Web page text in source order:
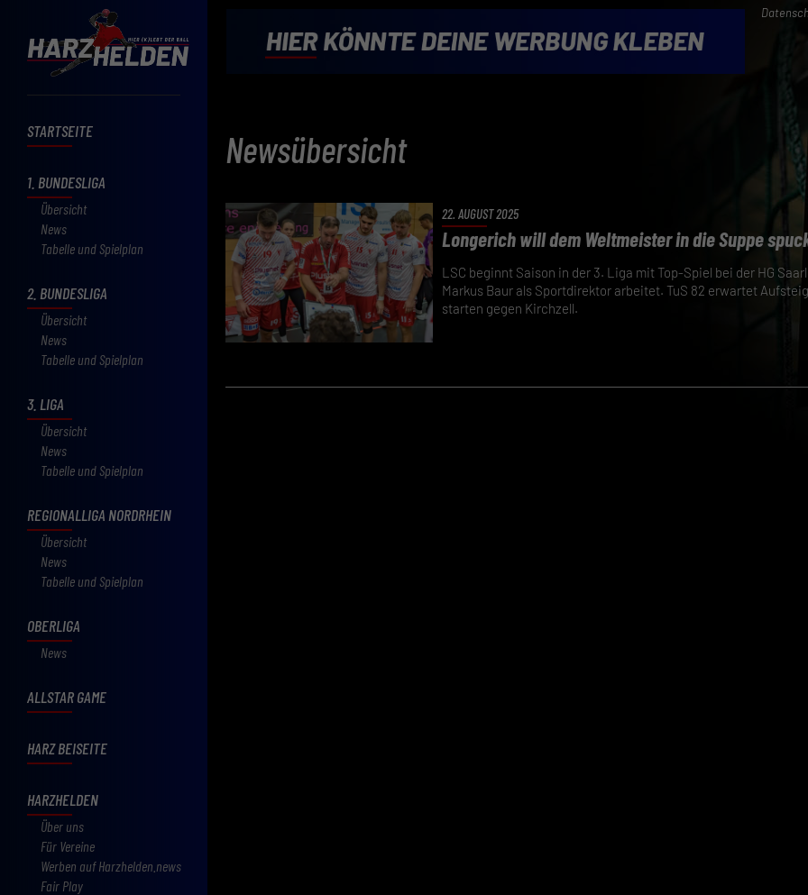
STARTSEITE
1. BUNDESLIGA
Übersicht
News
Tabelle und Spielplan
2. BUNDESLIGA
Übersicht
News
Tabelle und Spielplan
3. LIGA
Übersicht
News
Tabelle und Spielplan
REGIONALLIGA NORDRHEIN
Übersicht
News
Tabelle und Spielplan
OBERLIGA
News
ALLSTAR GAME
HARZ BEISEITE
HARZHELDEN
Über uns
Für Vereine
Werben auf Harzhelden.news
Fair Play
Newsübersicht
22. AUGUST 2025
Longerich will dem Weltmeister in die Suppe
LSC beginnt Saison in der 3. Liga mit Top-Spiel bei der HG
Markus Baur als Sportdirektor arbeitet. TuS 82 erwartet
starten gegen Kirchzell.